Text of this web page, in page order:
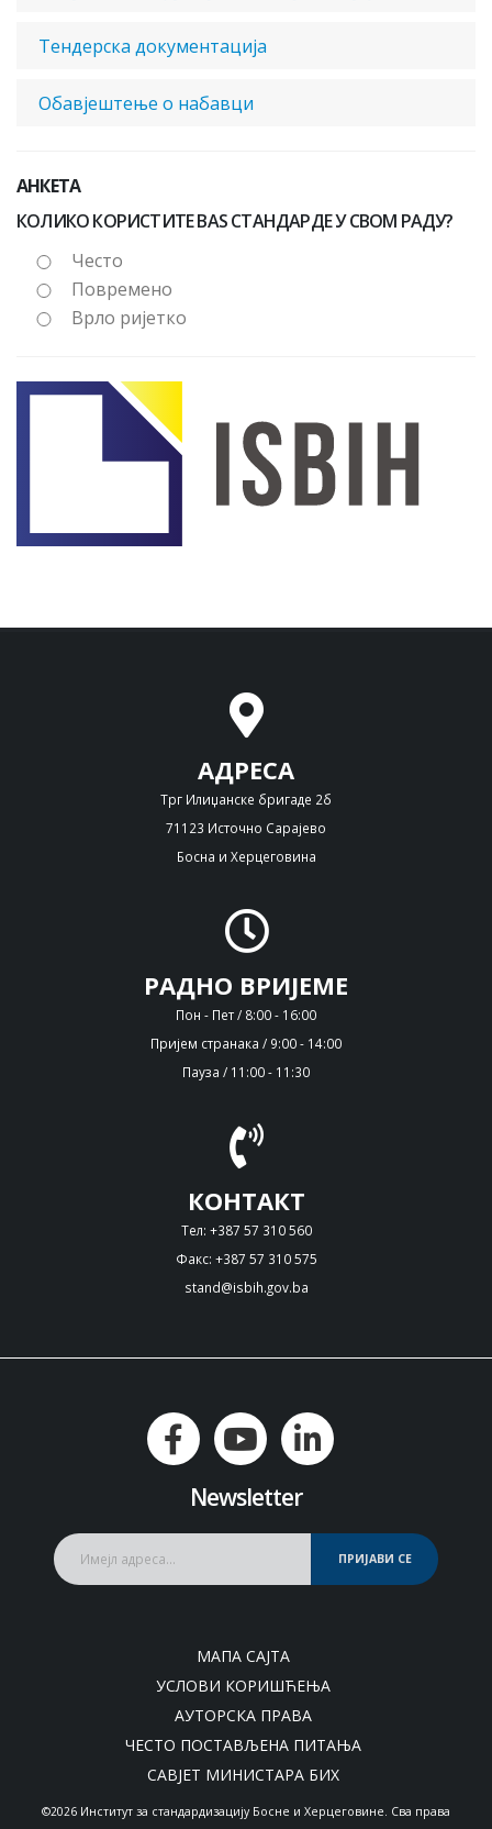
Тендерска документација
Обавјештење о набавци
АНКЕТА
КОЛИКО КОРИСТИТЕ BAS СТАНДАРДЕ У СВОМ РАДУ?
Често
Повремено
Врло ријетко
АДРЕСА
Трг Илиџанске бригаде 2б
71123 Источно Сарајево
Босна и Херцеговина
РАДНО ВРИЈЕМЕ
Пон - Пет / 8:00 - 16:00
Пријем странака / 9:00 - 14:00
Пауза / 11:00 - 11:30
КОНТАКТ
Тел: +387 57 310 560
Факс: +387 57 310 575
stand@isbih.gov.ba
Newsletter
ПРИЈАВИ СЕ
МАПА САЈТА
УСЛОВИ КОРИШЋЕЊА
АУТОРСКА ПРАВА
ЧЕСТО ПОСТАВЉЕНА ПИТАЊА
САВЈЕТ МИНИСТАРА БИХ
©2026 Институт за стандардизацију Босне и Херцеговине. Сва права